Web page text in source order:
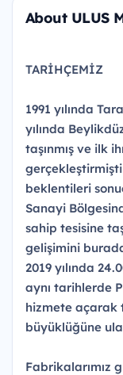
About ULUS
TARİHÇEMİZ
1991 yılında
yılında
taşınmış ve ilk
beklentileri
Sanayi
sahip tesisine
gelişimini
2019 yılında
aynı tarihlerde
hizmete açarak
büyüklüğüne
Fabrikalarımız